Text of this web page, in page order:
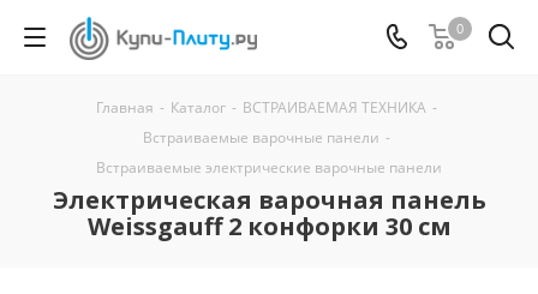
0
Главная - Каталог - ВСТРАИВАЕМАЯ ТЕХНИКА -
Встраиваемые варочные панели -
Встраиваемые электрические варочные панели
Электрическая варочная панель
Weissgauff 2 конфорки 30 см